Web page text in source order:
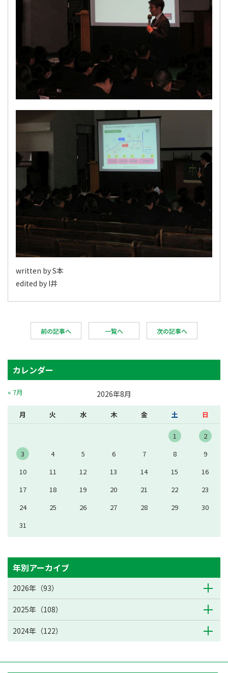
written by S本
edited by I井
前の記事へ 一覧へ 次の記事へ
カレンダー
2026年8月
月 火 水 木 金 土 日
1
2
3
4 5 6 7 8
9
10
11 12 13 14 15
16
17
18 19 20 21 22
23
24
25 26 27 28 29
30
31
« 7月
年別アーカイブ
2026年（93）
2025年（108）
2024年（122）